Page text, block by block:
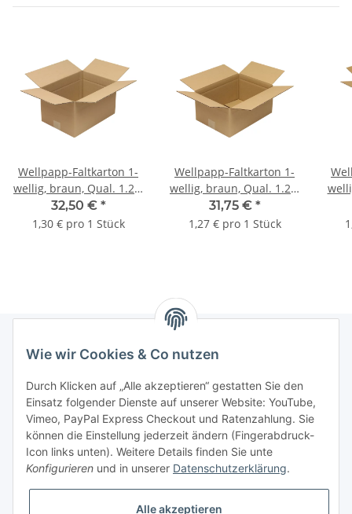
Wellpapp-Faltkarton 1-
wellig, braun, Qual. 1.20,
DIN C4 | 350 x 250 x 200
mm (L x B x H) Innenmaß
32,50 € *
1,30 € pro 1 Stück
Wellpapp-Faltkarton 1-
wellig, braun, Qual. 1.20,
DIN C4 | 350 x 250 x 160
mm (L x B x H) Innenmaß
31,75 € *
1,27 € pro 1 Stück
x B
Gesetzliche Informationen
Vertrag widerrufen
Wie wir Cookies & Co nutzen
Durch Klicken auf „Alle akzeptieren“ gestatten Sie den
Einsatz folgender Dienste auf unserer Website: YouTube,
Vimeo, PayPal Express Checkout und Ratenzahlung. Sie
können die Einstellung jederzeit ändern (Fingerabdruck-
Icon links unten). Weitere Details finden Sie unte
Konfigurieren und in unserer Datenschutzerklärung.
Alle akzeptieren